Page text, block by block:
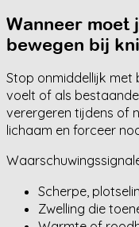
Wanneer moet
bewegen bij
Stop onmiddellijk met
voelt of als
verergeren tijdens of
lichaam en forceer
Scherpe,
Zwelling die